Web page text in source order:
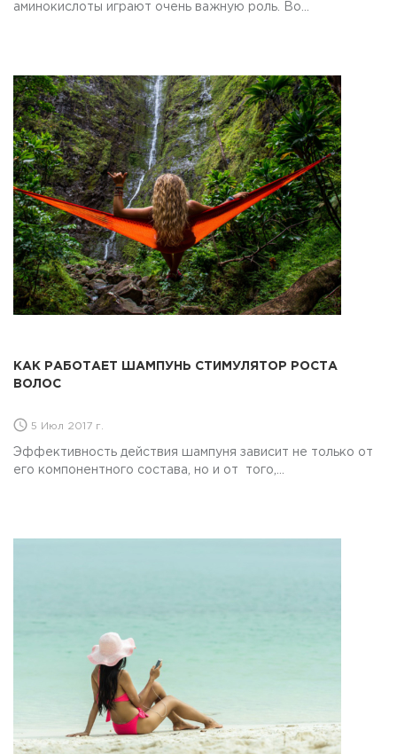
аминокислоты играют очень важную роль. Во...
КАК РАБОТАЕТ ШАМПУНЬ СТИМУЛЯТОР РОСТА
ВОЛОС
5 Июл 2017 г.
Эффективность действия шампуня зависит не только от
его компонентного состава, но и от того,...